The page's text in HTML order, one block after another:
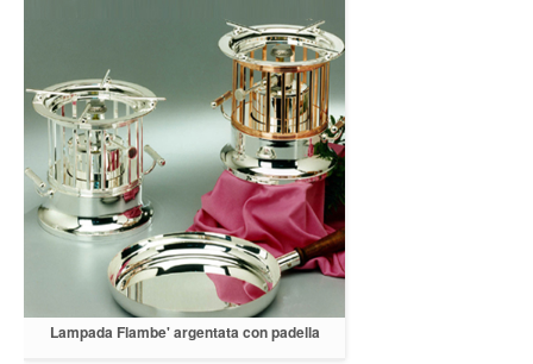
Lampada Flambe' argentata con padella